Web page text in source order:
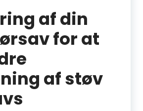
af din
for at
af støv